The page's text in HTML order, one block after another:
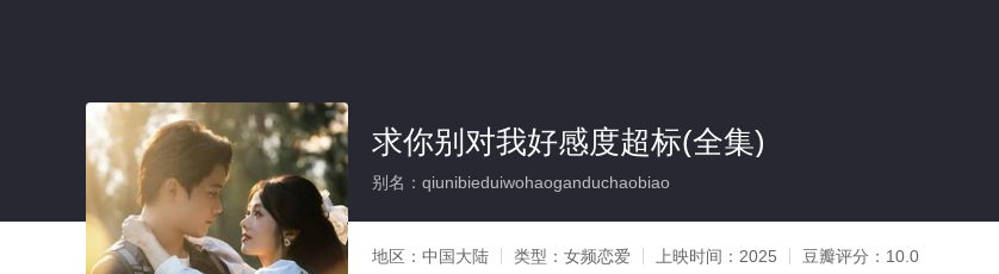
求你别对我好感度超标(全集)
别名：qiunibieduiwohaoganduchaobiao
地区： 中国大陆 类型： 女频恋爱 上映时间： 2025 豆瓣评分： 10.0